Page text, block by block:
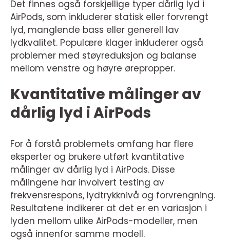
Det finnes også forskjellige typer dårlig lyd i
AirPods, som inkluderer statisk eller forvrengt
lyd, manglende bass eller generell lav
lydkvalitet. Populære klager inkluderer også
problemer med støyreduksjon og balanse
mellom venstre og høyre ørepropper.
Kvantitative målinger av
dårlig lyd i AirPods
For å forstå problemets omfang har flere
eksperter og brukere utført kvantitative
målinger av dårlig lyd i AirPods. Disse
målingene har involvert testing av
frekvensrespons, lydtrykknivå og forvrengning.
Resultatene indikerer at det er en variasjon i
lyden mellom ulike AirPods-modeller, men
også innenfor samme modell.